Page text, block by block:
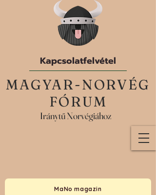
MAGYAR-NORVÉG
FÓRUM
Iránytű Norvégiához
MaNo magazin
Kapcsolatfelvétel